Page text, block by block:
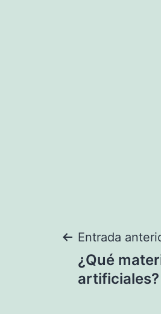
de
Entrada
¿Qué
artificiales?